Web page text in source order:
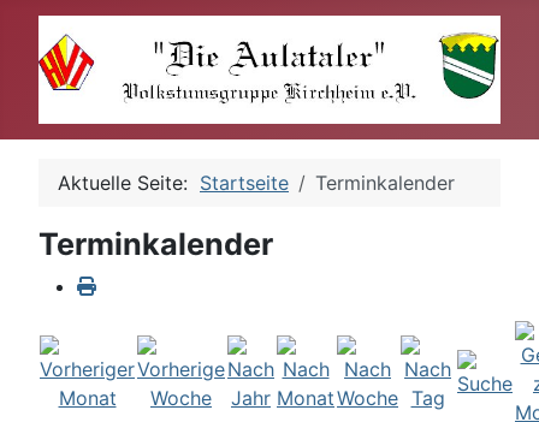
Aktuelle Seite: Startseite Terminkalender
Terminkalender